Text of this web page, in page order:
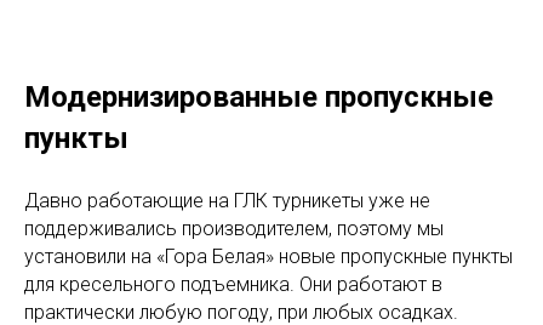
Модернизированные пропускные
пункты
Давно работающие на ГЛК турникеты уже не
поддерживались производителем, поэтому мы
установили на «Гора Белая» новые пропускные пункты
для кресельного подъемника. Они работают в
практически любую погоду, при любых осадках.